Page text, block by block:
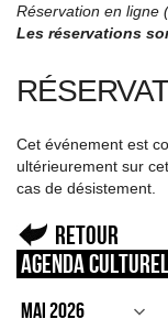
Réservation en ligne
Les réservations
Cet événement est
ultérieurement sur
cas de désistement.
Retour
Agenda culturel